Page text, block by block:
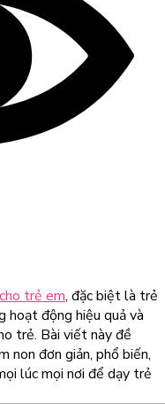
trẻ em, đặc biệt là trẻ
hoạt động hiệu quả và
trẻ. Bài viết này đề
non đơn giản, phổ biến,
lúc mọi nơi để dạy trẻ